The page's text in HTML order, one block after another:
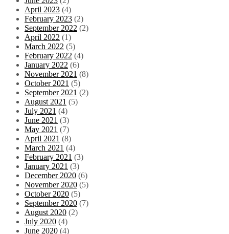
April 2023 (4)
February 2023 (2)
September 2022 (2)
April 2022 (1)
March 2022 (5)
February 2022 (4)
January 2022 (6)
November 2021 (8)
October 2021 (5)
September 2021 (2)
August 2021 (5)
July 2021 (4)
June 2021 (3)
May 2021 (7)
April 2021 (8)
March 2021 (4)
February 2021 (3)
January 2021 (3)
December 2020 (6)
November 2020 (5)
October 2020 (5)
September 2020 (7)
August 2020 (2)
July 2020 (4)
June 2020 (4)